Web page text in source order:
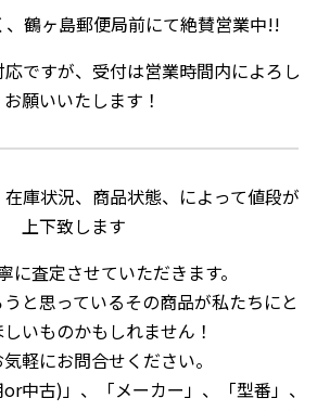
鶴ヶ島郵便局前にて絶賛営業中!!
ですが、受付は営業時間内によろし
お願いいたします！
庫状況、商品状態、によって値段が
上下致します
に査定させていただきます。
と思っているその商品が私たちにと
いものかもしれません！
軽にお問合せください。
or中古)」、「メーカー」、「型番」、